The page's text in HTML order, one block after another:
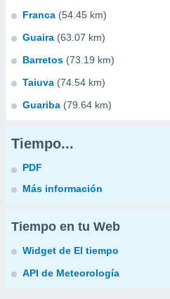
Franca (54.45 km)
Guaira (63.07 km)
Barretos (73.19 km)
Taiuva (74.54 km)
Guariba (79.64 km)
Tiempo...
PDF
Más información
Tiempo en tu Web
Widget de El tiempo
API de Meteorología